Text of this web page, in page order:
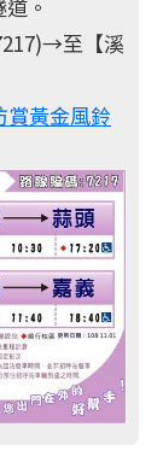
。
至【溪
賞黃金風鈴